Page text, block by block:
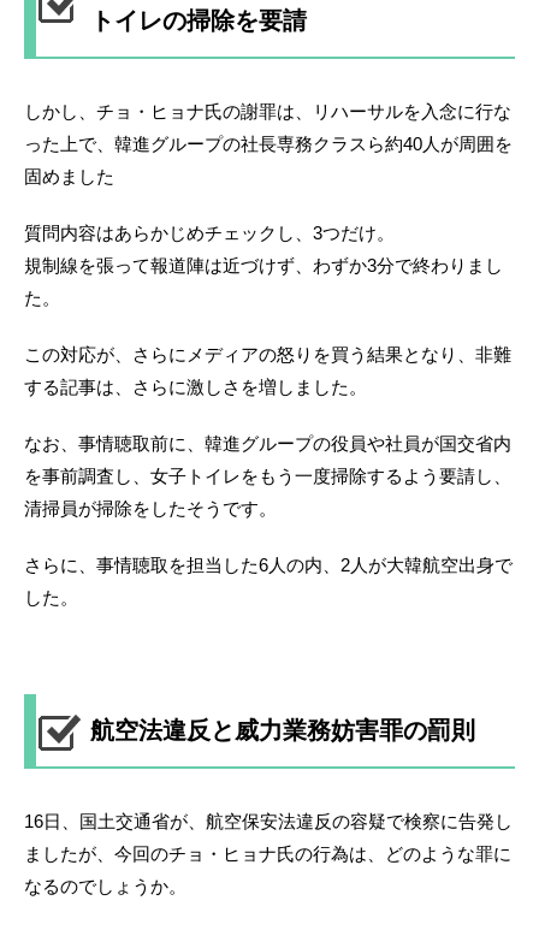
トイレの掃除を要請
しかし、チョ・ヒョナ氏の謝罪は、リハーサルを入念に行な
った上で、韓進グループの社長専務クラスら約40人が周囲を
固めました
質問内容はあらかじめチェックし、3つだけ。
規制線を張って報道陣は近づけず、わずか3分で終わりまし
た。
この対応が、さらにメディアの怒りを買う結果となり、非難
する記事は、さらに激しさを増しました。
なお、事情聴取前に、韓進グループの役員や社員が国交省内
を事前調査し、女子トイレをもう一度掃除するよう要請し、
清掃員が掃除をしたそうです。
さらに、事情聴取を担当した6人の内、2人が大韓航空出身で
した。
航空法違反と威力業務妨害罪の罰則
16日、国土交通省が、航空保安法違反の容疑で検察に告発し
ましたが、今回のチョ・ヒョナ氏の行為は、どのような罪に
なるのでしょうか。